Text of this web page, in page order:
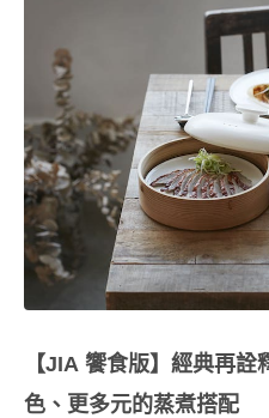
【JIA 饗食版】經典再詮
色、更多元的蒸煮搭配